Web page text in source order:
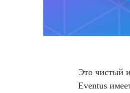
Это чистый
Eventus